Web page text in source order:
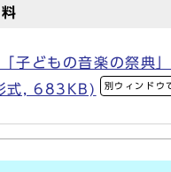
子どもの音楽の祭典
式, 683KB)
別ウィンドウ